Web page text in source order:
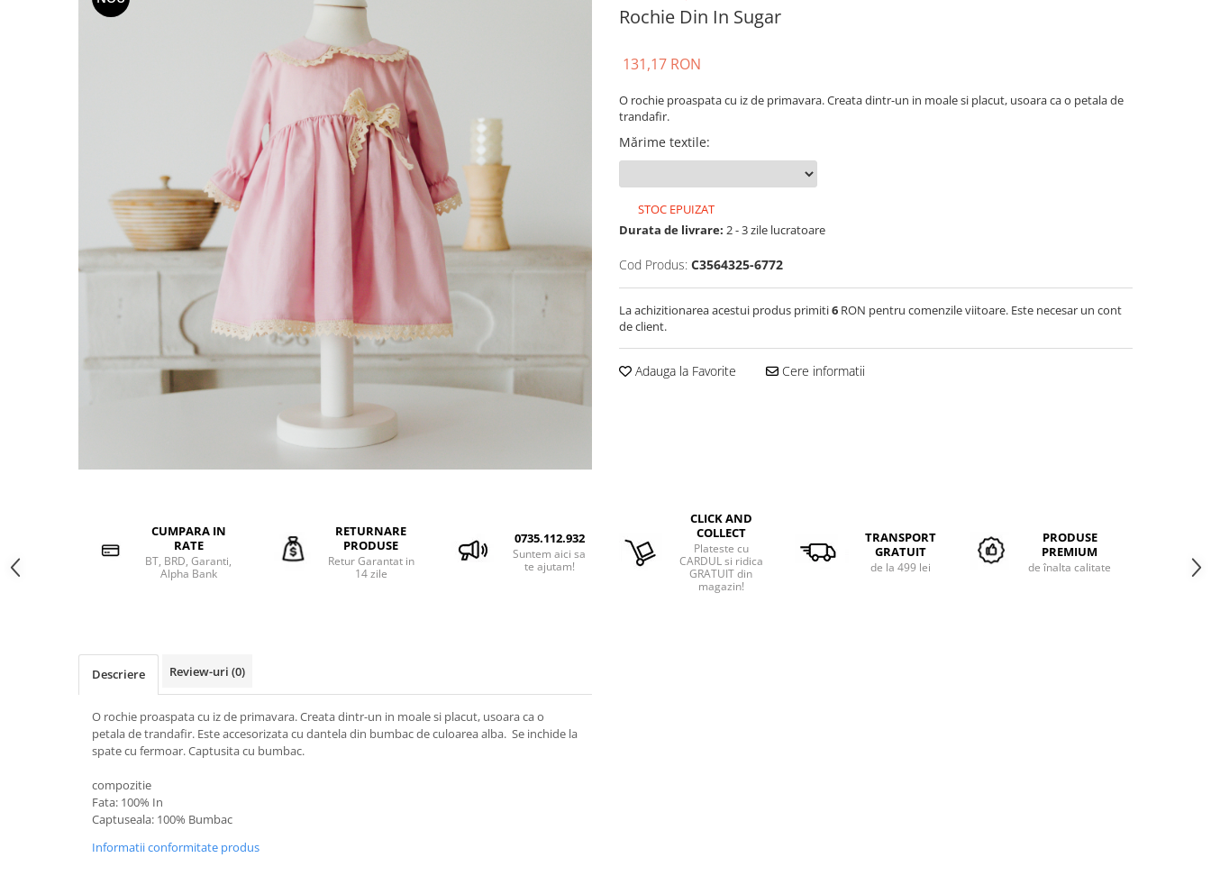
School Colection
Rochie Din In Sugar
131,17 RON
O rochie proaspata cu iz de primavara. Creata dintr-un in moale si placut, usoara ca o petala de
trandafir.
Mărime textile:
STOC EPUIZAT
Durata de livrare: 2 - 3 zile lucratoare
Cod Produs: C3564325-6772
La achizitionarea acestui produs primiti6 RON pentru comenzile viitoare. Este necesar un cont
de client.
Adauga la Favorite Cere informatii
CUMPARA IN
RATE
BT, BRD, Garanti,
Alpha Bank
RETURNARE
PRODUSE
Retur Garantat in
14 zile
0735.112.932
Suntem aici sa
te ajutam!
CLICK AND
COLLECT
Plateste cu
CARDUL si ridica
GRATUIT din
magazin!
TRANSPORT
GRATUIT
de la 499 lei
PRODUSE
PREMIUM
de înalta calitate
Descriere Review-uri (0)
O rochie proaspata cu iz de primavara. Creata dintr-un in moale si placut, usoara ca o
petala de trandafir. Este accesorizata cu dantela din bumbac de culoarea alba. Se inchide la
spate cu fermoar. Captusita cu bumbac.
compozitie
Fata: 100% In
Captuseala: 100% Bumbac
Informatii conformitate produs